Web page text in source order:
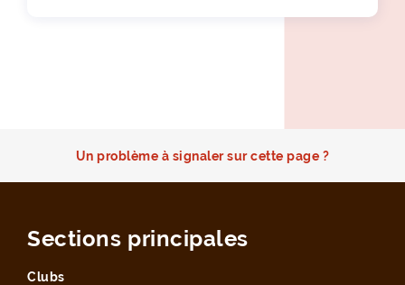
Un problème à signaler sur cette page ?
Sections principales
Clubs